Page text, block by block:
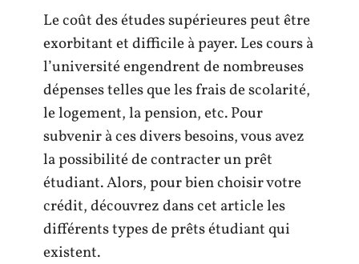
Le coût des études supérieures peut être
exorbitant et difficile à payer. Les cours à
l’université engendrent de nombreuses
dépenses telles que les frais de scolarité,
le logement, la pension, etc. Pour
subvenir à ces divers besoins, vous avez
la possibilité de contracter un prêt
étudiant. Alors, pour bien choisir votre
crédit, découvrez dans cet article les
différents types de prêts étudiant qui
existent.